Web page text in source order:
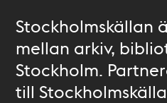
Stockholmskällan
mellan arkiv,
Stockholm.
till